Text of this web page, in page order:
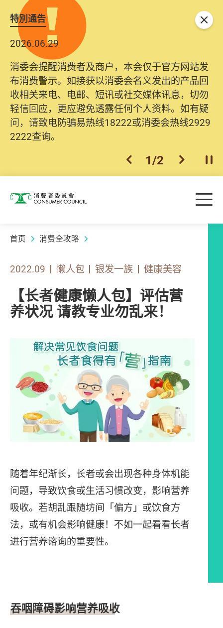
特別通告
2026.06.29
消委会提醒消费者及商户，本会仅于官方网站发
布消费警示。如接获以消委会名义发出的产品回
收相关来电、电邮、短讯或社交媒体讯息，切勿
轻信回应，更应避免透露任何个人资料。如有疑
问，请致电防骗易热线18222或消委会热线2929
2222查询。
上一个
1/2 下一个开
关闭
消费者委员会 目
首页 消费全攻略
2022.09 懒人包 银发一族 健康美容
【长者健康懒人包】评估营
养状况 请教专业勿乱来！
随着年纪渐长，长者或会出现各种身体机能
问题，导致饮食或生活习惯改变，影响营养
吸收。若胡乱跟随坊间「偏方」或饮食方
法，或有机会影响健康！不如一起看看长者
进行营养谘询的重要性。
吞咽障碍影响营养吸收